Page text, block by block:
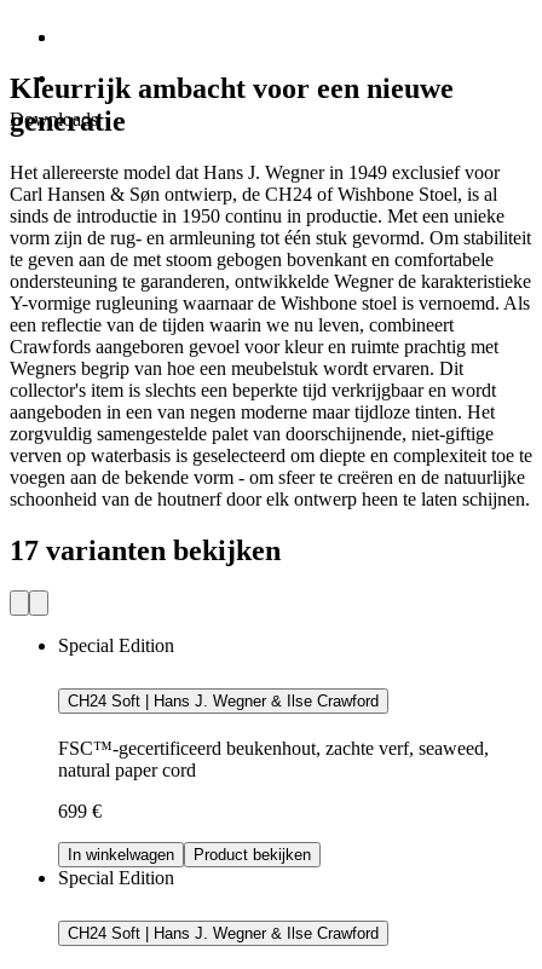
Downloads
Kleurrijk ambacht voor een nieuwe
generatie
Het allereerste model dat Hans J. Wegner in 1949 exclusief voor
Carl Hansen & Søn ontwierp, de CH24 of Wishbone Stoel, is al
sinds de introductie in 1950 continu in productie. Met een unieke
vorm zijn de rug- en armleuning tot één stuk gevormd. Om stabiliteit
te geven aan de met stoom gebogen bovenkant en comfortabele
ondersteuning te garanderen, ontwikkelde Wegner de karakteristieke
Y-vormige rugleuning waarnaar de Wishbone stoel is vernoemd. Als
een reflectie van de tijden waarin we nu leven, combineert
Crawfords aangeboren gevoel voor kleur en ruimte prachtig met
Wegners begrip van hoe een meubelstuk wordt ervaren. Dit
collector's item is slechts een beperkte tijd verkrijgbaar en wordt
aangeboden in een van negen moderne maar tijdloze tinten. Het
zorgvuldig samengestelde palet van doorschijnende, niet-giftige
verven op waterbasis is geselecteerd om diepte en complexiteit toe te
voegen aan de bekende vorm - om sfeer te creëren en de natuurlijke
schoonheid van de houtnerf door elk ontwerp heen te laten schijnen.
17 varianten bekijken
Special Edition
CH24 Soft | Hans J. Wegner & Ilse Crawford
FSC™-gecertificeerd beukenhout, zachte verf, seaweed,
natural paper cord
699 €
In winkelwagen Product bekijken
Special Edition
CH24 Soft | Hans J. Wegner & Ilse Crawford